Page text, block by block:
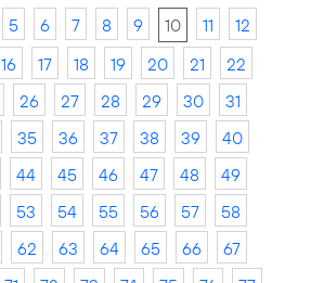
5 6 7 8 9 10 11
12
16 17 18 19 20 21
22
26 27 28 29 30
31
35 36 37 38 39
40
44 45 46 47 48
49
53 54 55 56 57
58
62 63 64 65 66
67